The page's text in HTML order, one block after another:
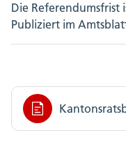
Die Referendumsfrist
Publiziert im